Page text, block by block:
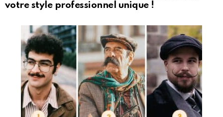
votre style professionnel unique !